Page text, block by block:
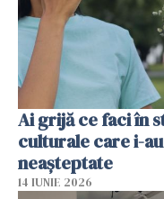
Ai grijă ce faci în
culturale care i-
neașteptate
14 IUNIE 2026